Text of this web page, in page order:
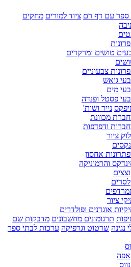
ספר עם דף רם ציוד למורים מחקים
טושים ומרקרים
צבעוניים
גואש
מים
פסטל ופנדה
נייר ושות'
מכוונת
ודפדפות
ציור
אחסון
והרמוניקה
ציור
אוגדנים ופולדרים
תרגומונים מחשבונים מדבקות שם
נגינה שרטוט וגרפיקה ערכות לבתי ספר